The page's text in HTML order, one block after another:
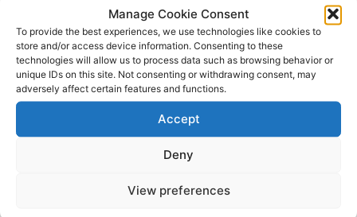
Manage Cookie Consent
To provide the best experiences, we use technologies like cookies to
store and/or access device information. Consenting to these
technologies will allow us to process data such as browsing behavior or
unique IDs on this site. Not consenting or withdrawing consent, may
adversely affect certain features and functions.
Accept
Deny
View preferences
Affitta Camere Romae richiederne l’intervento
tempestivo sia prima che dopo l’insediamento di
ogni ospite.
In primis egli, in qualità di proprietario
dell’immobile ne ha la piena responsabilità e ne
deve gestire lo stato e l’aspetto in ogni
Questo assunto si dimostra poi particolarmente